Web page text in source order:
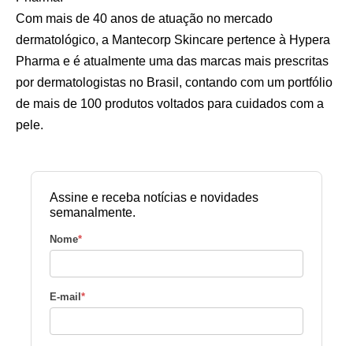
Com mais de 40 anos de atuação no mercado
dermatológico, a Mantecorp Skincare pertence à Hypera
Pharma e é atualmente uma das marcas mais prescritas
por dermatologistas no Brasil, contando com um portfólio
de mais de 100 produtos voltados para cuidados com a
pele.
Assine e receba notícias e novidades
semanalmente.
Nome*
E-mail *